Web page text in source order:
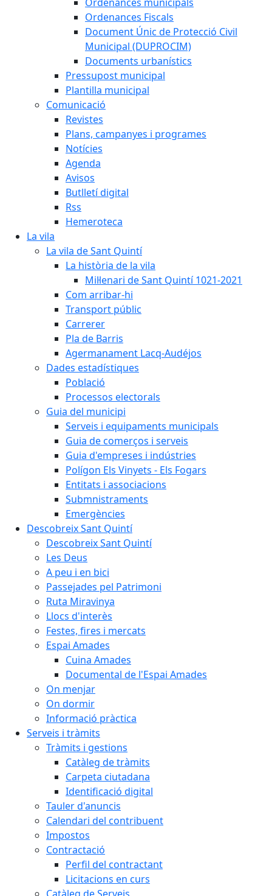
Ordenances Fiscals
Document Únic de Protecció Civil
Municipal (DUPROCIM)
Documents urbanístics
Pressupost municipal
Plantilla municipal
Comunicació
Revistes
Plans, campanyes i programes
Notícies
Agenda
Avisos
Butlletí digital
Rss
Hemeroteca
La vila
La vila de Sant Quintí
La història de la vila
Mil·lenari de Sant Quintí 1021-2021
Com arribar-hi
Transport públic
Carrerer
Pla de Barris
Agermanament Lacq-Audéjos
Dades estadístiques
Població
Processos electorals
Guia del municipi
Serveis i equipaments municipals
Guia de comerços i serveis
Guia d'empreses i indústries
Polígon Els Vinyets - Els Fogars
Entitats i associacions
Submnistraments
Emergències
Descobreix Sant Quintí
Descobreix Sant Quintí
Les Deus
A peu i en bici
Passejades pel Patrimoni
Ruta Miravinya
Llocs d'interès
Festes, fires i mercats
Espai Amades
Cuina Amades
Documental de l'Espai Amades
On menjar
On dormir
Informació pràctica
Serveis i tràmits
Tràmits i gestions
Catàleg de tràmits
Carpeta ciutadana
Identificació digital
Tauler d'anuncis
Calendari del contribuent
Impostos
Contractació
Perfil del contractant
Licitacions en curs